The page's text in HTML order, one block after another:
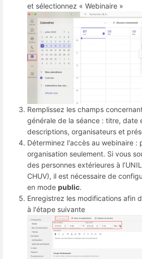
et sélectionnez « Webinaire »
Remplissez les champs
générale de la séance : titre, date
descriptions, organisateurs et
Déterminez l'accès au webinaire :
organisation seulement. Si vous
des personnes extérieures à
CHUV), il est nécessaire de
en mode public.
Enregistrez les modifications afin
à l'étape suivante